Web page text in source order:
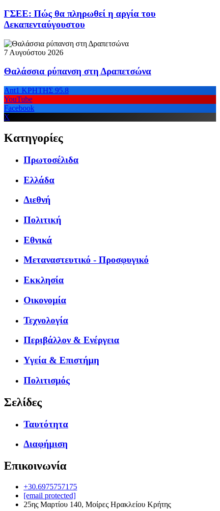
ΓΣΕΕ: Πώς θα πληρωθεί η αργία του
Δεκαπενταύγουστου
7 Αυγούστου 2026
Θαλάσσια ρύπανση στη Δραπετσώνα
Ant1 ΚΡΗΤΗΣ 95.8
YouTube
Facebook
X
Κατηγορίες
Πρωτοσέλιδα
Ελλάδα
Διεθνή
Πολιτική
Εθνικά
Μεταναστευτικό - Προσφυγικό
Εκκλησία
Οικονομία
Τεχνολογία
Περιβάλλον & Ενέργεια
Υγεία & Επιστήμη
Πολιτισμός
Σελίδες
Ταυτότητα
Διαφήμιση
Επικοινωνία
+30.6975757175
[email protected]
25ης Μαρτίου 140, Μοίρες Ηρακλείου Κρήτης